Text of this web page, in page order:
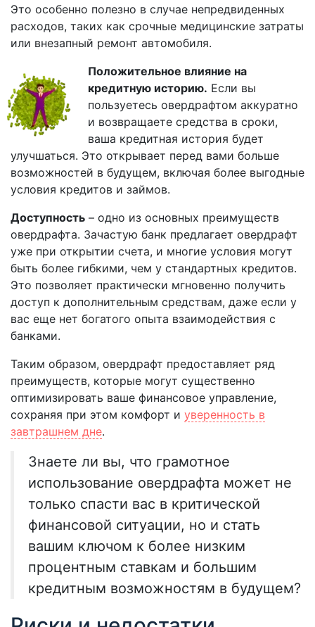
Это особенно полезно в случае непредвиденных
расходов, таких как срочные медицинские затраты
или внезапный ремонт автомобиля.
Положительное влияние на
кредитную историю. Если вы
пользуетесь овердрафтом аккуратно
и возвращаете средства в сроки,
ваша кредитная история будет
улучшаться. Это открывает перед вами больше
возможностей в будущем, включая более выгодные
условия кредитов и займов.
Доступность – одно из основных преимуществ
овердрафта. Зачастую банк предлагает овердрафт
уже при открытии счета, и многие условия могут
быть более гибкими, чем у стандартных кредитов.
Это позволяет практически мгновенно получить
доступ к дополнительным средствам, даже если у
вас еще нет богатого опыта взаимодействия с
банками.
Таким образом, овердрафт предоставляет ряд
преимуществ, которые могут существенно
оптимизировать ваше финансовое управление,
сохраняя при этом комфорт и уверенность в
завтрашнем дне.
Знаете ли вы, что грамотное
использование овердрафта может не
только спасти вас в критической
финансовой ситуации, но и стать
вашим ключом к более низким
процентным ставкам и большим
кредитным возможностям в будущем?